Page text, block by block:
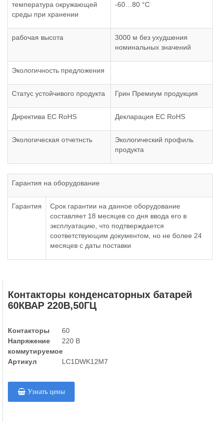
температура окружающей
среды при хранении
-60…80 °C
рабочая высота
3000 м без ухудшения
номинальных значений
Экологичность предложения
Статус устойчивого продукта Грин Премиум продукция
Директива EC RoHS Декларация ЕС RoHS
Экологическая отчетнсть
Экологический профиль
продукта
Гарантия на оборудование
Гарантия
Срок гарантии на данное оборудование
составляет 18 месяцев со дня ввода его в
эксплуатацию, что подтверждается
соответствующим документом, но не более 24
месяцев с даты поставки
Контакторы конденсаторных батарей
60КВАР 220В,50ГЦ
Контакторы
60
Напряжение
коммутируемое
220 В
Артикул LC1DWK12M7
Узнать цены